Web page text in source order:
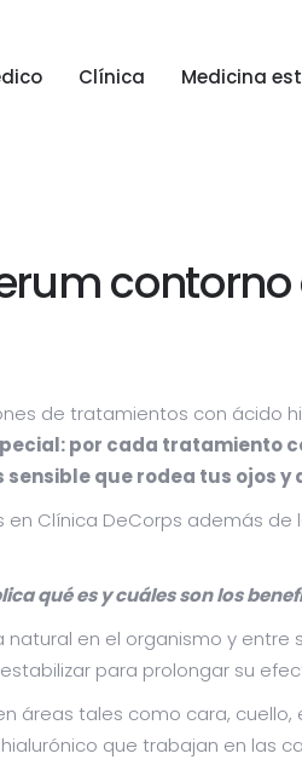
Clínica
Medicina
de tratamientos con ácido
por cada tratamiento
que rodea tus ojos
en Clínica DeCorps además
qué es y cuáles son los
en el organismo y entre
para prolongar su
áreas tales como cara,
que trabajan en las